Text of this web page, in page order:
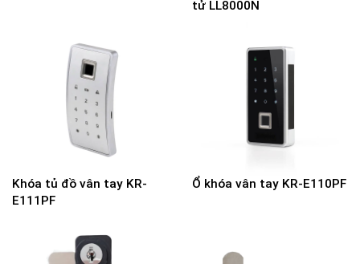
tử LL8000N
Khóa tủ đồ vân tay KR-
E111PF
Ổ khóa vân tay KR-E110PF